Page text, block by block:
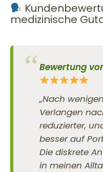
medizinische
Bewertung
„Nach
Verlangen
reduzierter,
besser auf
Die diskrete
in meinen